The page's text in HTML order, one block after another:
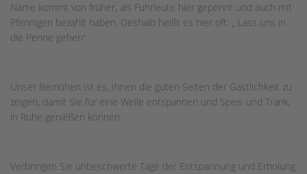
Name kommt von früher, als Fuhrleute hier gepennt und auch mit
Pfennigen bezahlt haben. Deshalb heißt es hier oft: „ Lass uns in
die Penne gehen“
Unser Bemühen ist es, Ihnen die guten Seiten der Gastlichkeit zu
zeigen, damit Sie für eine Weile entspannen und Speis und Trank,
in Ruhe genießen können.
Verbringen Sie unbeschwerte Tage der Entspannung und Erholung